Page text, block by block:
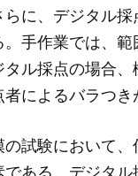
に、デジタル
手作業では、範
ル採点の場合
によるバラつき
試験において
ある。デジタ